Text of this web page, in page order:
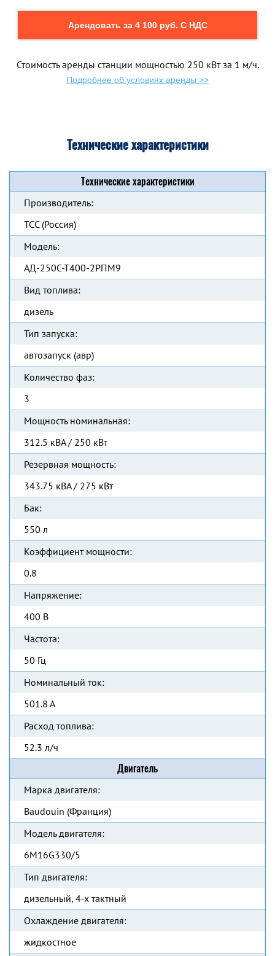
Арендовать за 4 100 руб. С НДС
Стоимость аренды станции мощностью 250 кВт за 1 м/ч.
Подробнее об условиях аренды >>
Технические характеристики
Технические характеристики
Производитель:
ТСС (Россия)
Модель:
АД-250С-Т400-2РПМ9
Вид топлива:
дизель
Тип запуска:
автозапуск (авр)
Количество фаз:
3
Мощность номинальная:
312.5 кВА / 250 кВт
Резервная мощность:
343.75 кВА / 275 кВт
Бак:
550 л
Коэффициент мощности:
0.8
Напряжение:
400 В
Частота:
50 Гц
Номинальный ток:
501.8 А
Расход топлива:
52.3 л/ч
Двигатель
Марка двигателя:
Baudouin (Франция)
Модель двигателя:
6M16G330/5
Тип двигателя:
дизельный, 4-х тактный
Охлаждение двигателя:
жидкостное